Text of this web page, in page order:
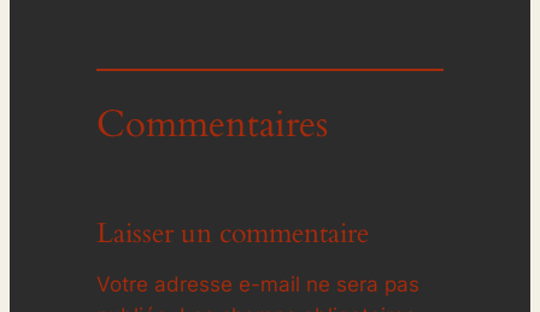
Commentaires
Laisser un commentaire
Votre adresse e-mail ne sera pas